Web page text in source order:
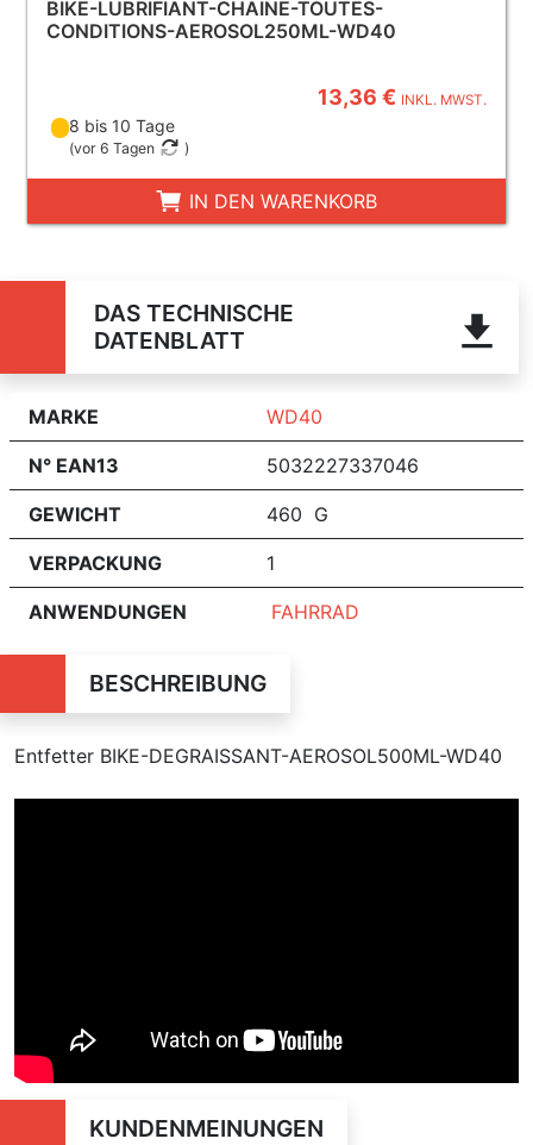
BIKE-LUBRIFIANT-CHAINE-TOUTES-
CONDITIONS-AEROSOL250ML-WD40
13,36 € INKL. MWST.
8 bis 10 Tage
(vor 6 Tagen )
IN DEN WARENKORB
DAS TECHNISCHE
DATENBLATT
MARKE WD40
N° EAN13 5032227337046
GEWICHT 460 G
VERPACKUNG 1
ANWENDUNGEN FAHRRAD
BESCHREIBUNG
Entfetter BIKE-DEGRAISSANT-AEROSOL500ML-WD40
KUNDENMEINUNGEN